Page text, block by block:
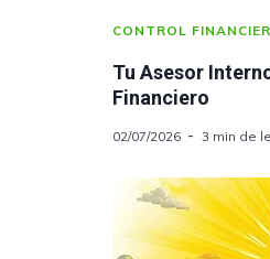
CONTROL
Tu Asesor
Financiero
02/07/2026 3 min de